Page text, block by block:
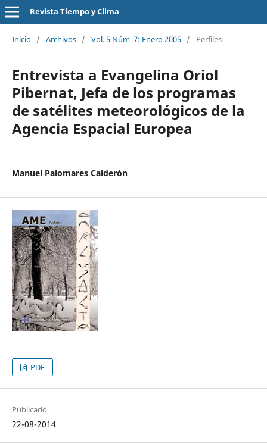
Revista Tiempo y Clima
Inicio / Archivos / Vol. 5 Núm. 7: Enero 2005 / Perfiles
Entrevista a Evangelina Oriol
Pibernat, Jefa de los programas
de satélites meteorológicos de la
Agencia Espacial Europea
Manuel Palomares Calderón
PDF
Publicado
22-08-2014